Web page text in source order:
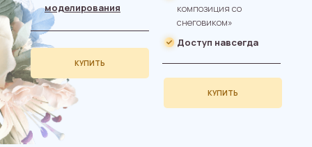
КУПИТЬ
моделирования
КУПИТЬ
композиция со
снеговиком»
Доступ навсегда